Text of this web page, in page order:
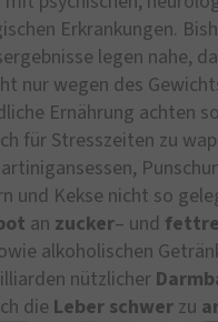
Erkrankungen.
legen nahe,
nur wegen des
Ernährung achten
für Stresszeiten zu
und Kekse nicht so
an zucker– und
alkoholischen
nützlicher
die Leber schwer zu